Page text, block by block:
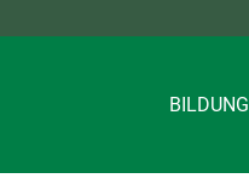
BILDUNG